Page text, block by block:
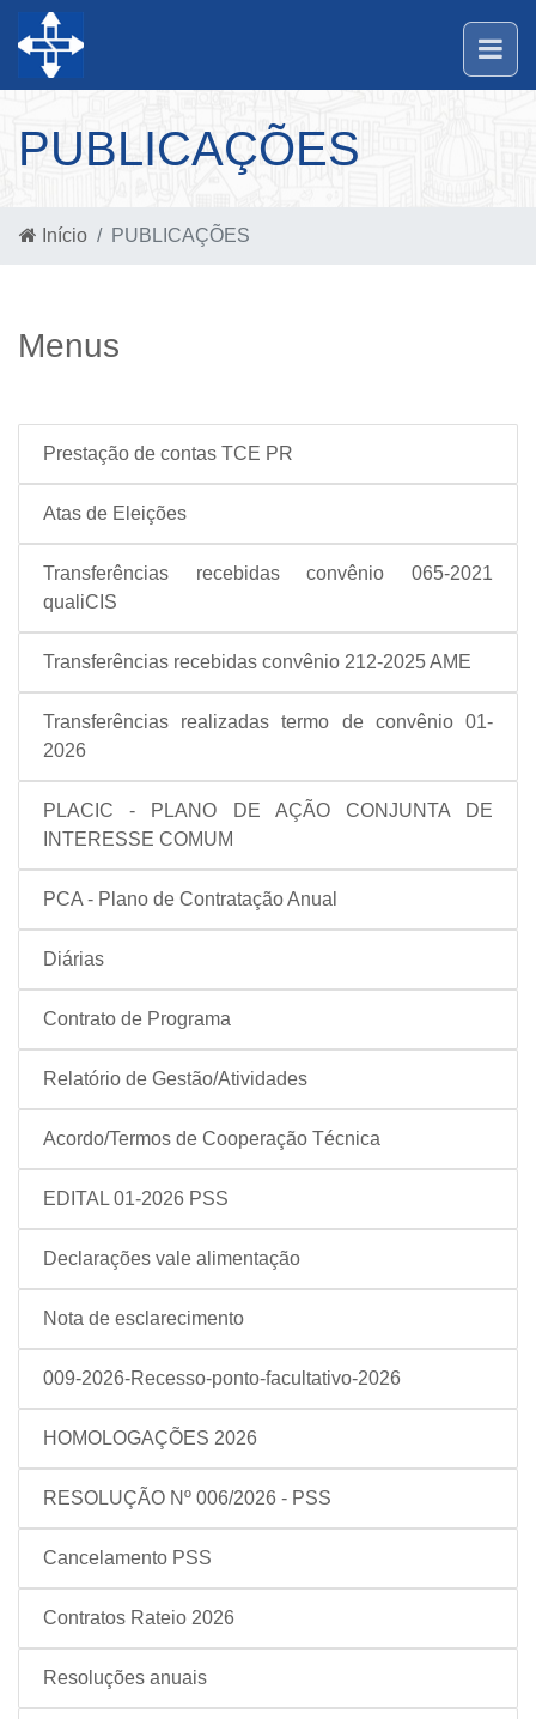
PUBLICAÇÕES
Início PUBLICAÇÕES
Menus
Prestação de contas TCE PR
Atas de Eleições
Transferências recebidas convênio 065-2021
qualiCIS
Transferências recebidas convênio 212-2025 AME
Transferências realizadas termo de convênio 01-
2026
PLACIC - PLANO DE AÇÃO CONJUNTA DE
INTERESSE COMUM
PCA - Plano de Contratação Anual
Diárias
Contrato de Programa
Relatório de Gestão/Atividades
Acordo/Termos de Cooperação Técnica
EDITAL 01-2026 PSS
Declarações vale alimentação
Nota de esclarecimento
009-2026-Recesso-ponto-facultativo-2026
HOMOLOGAÇÕES 2026
RESOLUÇÃO Nº 006/2026 - PSS
Cancelamento PSS
Contratos Rateio 2026
Resoluções anuais